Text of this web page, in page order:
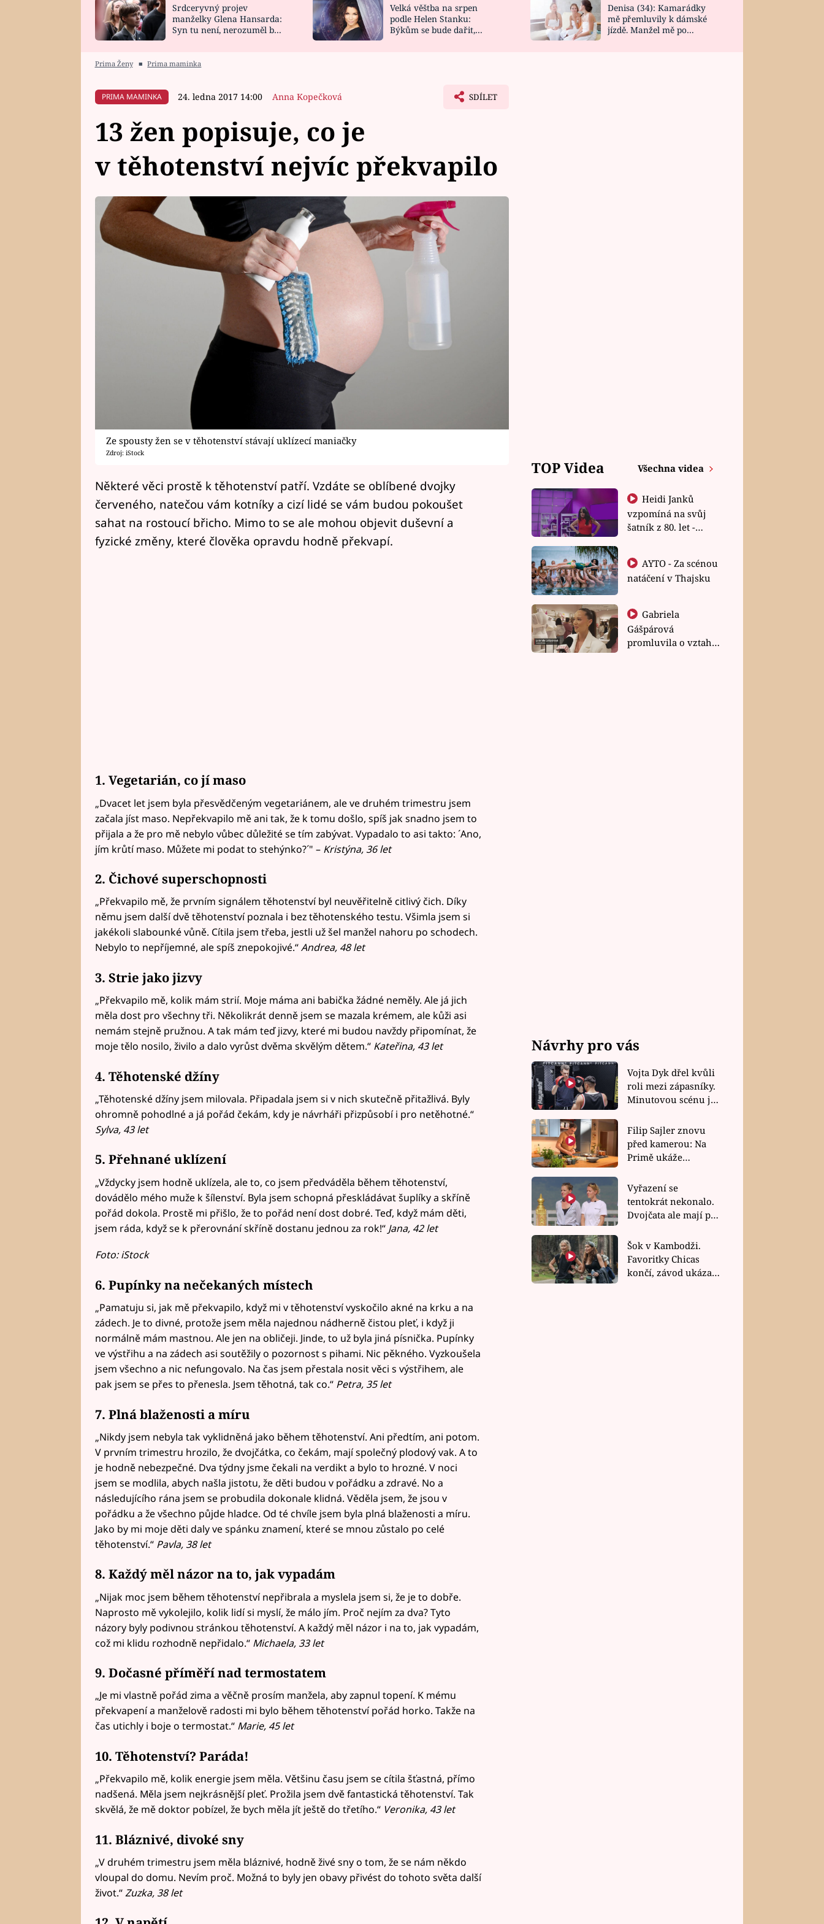
HOROSKOP NA
CELEBRITY
VAŘENÍ
NOVINKY
VIDEORECEPTY
DESIGN
Srdceryvný projev
manželky Glena Hansarda:
Syn tu není, nerozuměl by
Velká věštba na srpen
podle Helen Stanku:
Býkům se bude dařit,
Denisa (34): Kamarádky
mě přemluvily k dámské
jízdě. Manžel mě po
Prima Ženy ■ Prima maminka
PRIMA MAMINKA 24. ledna 2017 14:00 Anna Kopečková SDÍLET
13 žen popisuje, co je
v těhotenství nejvíc překvapilo
Ze spousty žen se v těhotenství stávají uklízecí maniačky
Zdroj: iStock
Některé věci prostě k těhotenství patří. Vzdáte se oblíbené dvojky
červeného, natečou vám kotníky a cizí lidé se vám budou pokoušet
sahat na rostoucí břicho. Mimo to se ale mohou objevit duševní a
fyzické změny, které člověka opravdu hodně překvapí.
1. Vegetarián, co jí maso
„Dvacet let jsem byla přesvědčeným vegetariánem, ale ve druhém trimestru jsem
začala jíst maso. Nepřekvapilo mě ani tak, že k tomu došlo, spíš jak snadno jsem to
přijala a že pro mě nebylo vůbec důležité se tím zabývat. Vypadalo to asi takto: ´Ano,
jím krůtí maso. Můžete mi podat to stehýnko?´" – Kristýna, 36 let
2. Čichové superschopnosti
„Překvapilo mě, že prvním signálem těhotenství byl neuvěřitelně citlivý čich. Díky
němu jsem další dvě těhotenství poznala i bez těhotenského testu. Všimla jsem si
jakékoli slabounké vůně. Cítila jsem třeba, jestli už šel manžel nahoru po schodech.
Nebylo to nepříjemné, ale spíš znepokojivé.“Andrea, 48 let
3. Strie jako jizvy
„Překvapilo mě, kolik mám strií. Moje máma ani babička žádné neměly. Ale já jich
měla dost pro všechny tři. Několikrát denně jsem se mazala krémem, ale kůži asi
nemám stejně pružnou. A tak mám teď jizvy, které mi budou navždy připomínat, že
moje tělo nosilo, živilo a dalo vyrůst dvěma skvělým dětem.“ Kateřina, 43 let
4. Těhotenské džíny
„Těhotenské džíny jsem milovala. Připadala jsem si v nich skutečně přitažlivá. Byly
ohromně pohodlné a já pořád čekám, kdy je návrháři přizpůsobí i pro netěhotné.“
Sylva, 43 let
5. Přehnané uklízení
„Vždycky jsem hodně uklízela, ale to, co jsem předváděla během těhotenství,
dovádělo mého muže k šílenství. Byla jsem schopná přeskládávat šuplíky a skříně
pořád dokola. Prostě mi přišlo, že to pořád není dost dobré. Teď, když mám děti,
jsem ráda, když se k přerovnání skříně dostanu jednou za rok!“ Jana, 42 let
Foto: iStock
6. Pupínky na nečekaných místech
„Pamatuju si, jak mě překvapilo, když mi v těhotenství vyskočilo akné na krku a na
zádech. Je to divné, protože jsem měla najednou nádherně čistou pleť, i když ji
normálně mám mastnou. Ale jen na obličeji. Jinde, to už byla jiná písnička. Pupínky
ve výstřihu a na zádech asi soutěžily o pozornost s pihami. Nic pěkného. Vyzkoušela
jsem všechno a nic nefungovalo. Na čas jsem přestala nosit věci s výstřihem, ale
pak jsem se přes to přenesla. Jsem těhotná, tak co.“ Petra, 35 let
7. Plná blaženosti a míru
„Nikdy jsem nebyla tak vyklidněná jako během těhotenství. Ani předtím, ani potom.
V prvním trimestru hrozilo, že dvojčátka, co čekám, mají společný plodový vak. A to
je hodně nebezpečné. Dva týdny jsme čekali na verdikt a bylo to hrozné. V noci
jsem se modlila, abych našla jistotu, že děti budou v pořádku a zdravé. No a
následujícího rána jsem se probudila dokonale klidná. Věděla jsem, že jsou v
pořádku a že všechno půjde hladce. Od té chvíle jsem byla plná blaženosti a míru.
Jako by mi moje děti daly ve spánku znamení, které se mnou zůstalo po celé
těhotenství.“ Pavla, 38 let
8. Každý měl názor na to, jak vypadám
„Nijak moc jsem během těhotenství nepřibrala a myslela jsem si, že je to dobře.
Naprosto mě vykolejilo, kolik lidí si myslí, že málo jím. Proč nejím za dva? Tyto
názory byly podivnou stránkou těhotenství. A každý měl názor i na to, jak vypadám,
což mi klidu rozhodně nepřidalo.“ Michaela, 33 let
9. Dočasné příměří nad termostatem
„Je mi vlastně pořád zima a věčně prosím manžela, aby zapnul topení. K mému
překvapení a manželově radosti mi bylo během těhotenství pořád horko. Takže na
čas utichly i boje o termostat.“ Marie, 45 let
10. Těhotenství? Paráda!
„Překvapilo mě, kolik energie jsem měla. Většinu času jsem se cítila šťastná, přímo
nadšená. Měla jsem nejkrásnější pleť. Prožila jsem dvě fantastická těhotenství. Tak
skvělá, že mě doktor pobízel, že bych měla jít ještě do třetího.“ Veronika, 43 let
11. Bláznivé, divoké sny
„V druhém trimestru jsem měla bláznivé, hodně živé sny o tom, že se nám někdo
vloupal do domu. Nevím proč. Možná to byly jen obavy přivést do tohoto světa další
život.“Zuzka, 38 let
TOP Videa Všechna videa
Heidi Janků
vzpomíná na svůj
šatník z 80. let -
natáčení v Thajsku
Gabriela
Gášpárová
promluvila o vztahu
Návrhy pro vás
Vojta Dyk dřel kvůli
roli mezi zápasníky.
Minutovou scénu jel
Filip Sajler znovu
před kamerou: Na
Primě ukáže
rychlé recepty
Vyřazení se
tentokrát nekonalo.
Dvojčata ale mají po
závodu nůž na krku
Šok v Kambodži.
Favoritky Chicas
končí, závod ukázal